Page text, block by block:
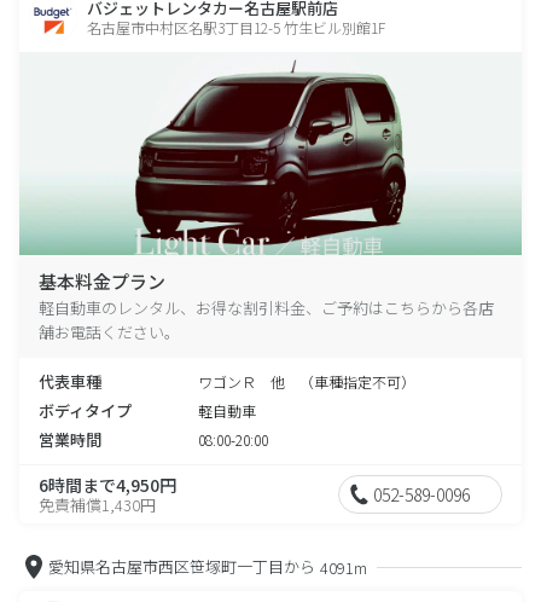
バジェットレンタカー名古屋駅前店
名古屋市中村区名駅3丁目12-5 竹生ビル別館1F
基本料金プラン
軽自動車のレンタル、お得な割引料金、ご予約はこちらから各店
舗お電話ください。
代表車種 ワゴンＲ 他 （車種指定不可）
ボディタイプ 軽自動車
営業時間 08:00-20:00
6時間まで4,950円
免責補償1,430円 052-589-0096
愛知県名古屋市西区笹塚町一丁目から 4091m